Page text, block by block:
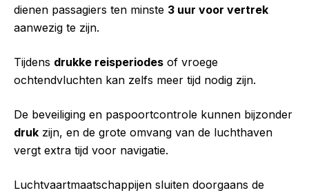
dienen passagiers ten minste 3 uur voor vertrek
aanwezig te zijn.
Tijdens drukke reisperiodes of vroege
ochtendvluchten kan zelfs meer tijd nodig zijn.
De beveiliging en paspoortcontrole kunnen bijzonder
druk zijn, en de grote omvang van de luchthaven
vergt extra tijd voor navigatie.
Luchtvaartmaatschappijen sluiten doorgaans de